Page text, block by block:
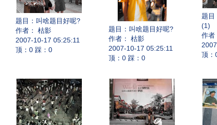
题目： 叫啥题目好呢?
作者： 枯影
2007-10-17 05:25:11
顶：0 踩：0
题目： 叫啥题目好呢?
作者： 枯影
2007-10-17 05:25:11
顶：0 踩：0
题目
(1)
作者
顶：